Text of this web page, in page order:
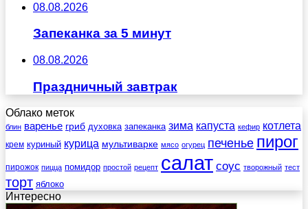
08.08.2026
Запеканка за 5 минут
08.08.2026
Праздничный завтрак
Облако меток
блин варенье гриб духовка запеканка зима капуста кефир котлета
крем куриный курица мультиварке мясо огурец печенье пирог
пирожок пицца помидор простой рецепт салат соус творожный тест
торт яблоко
Интересно